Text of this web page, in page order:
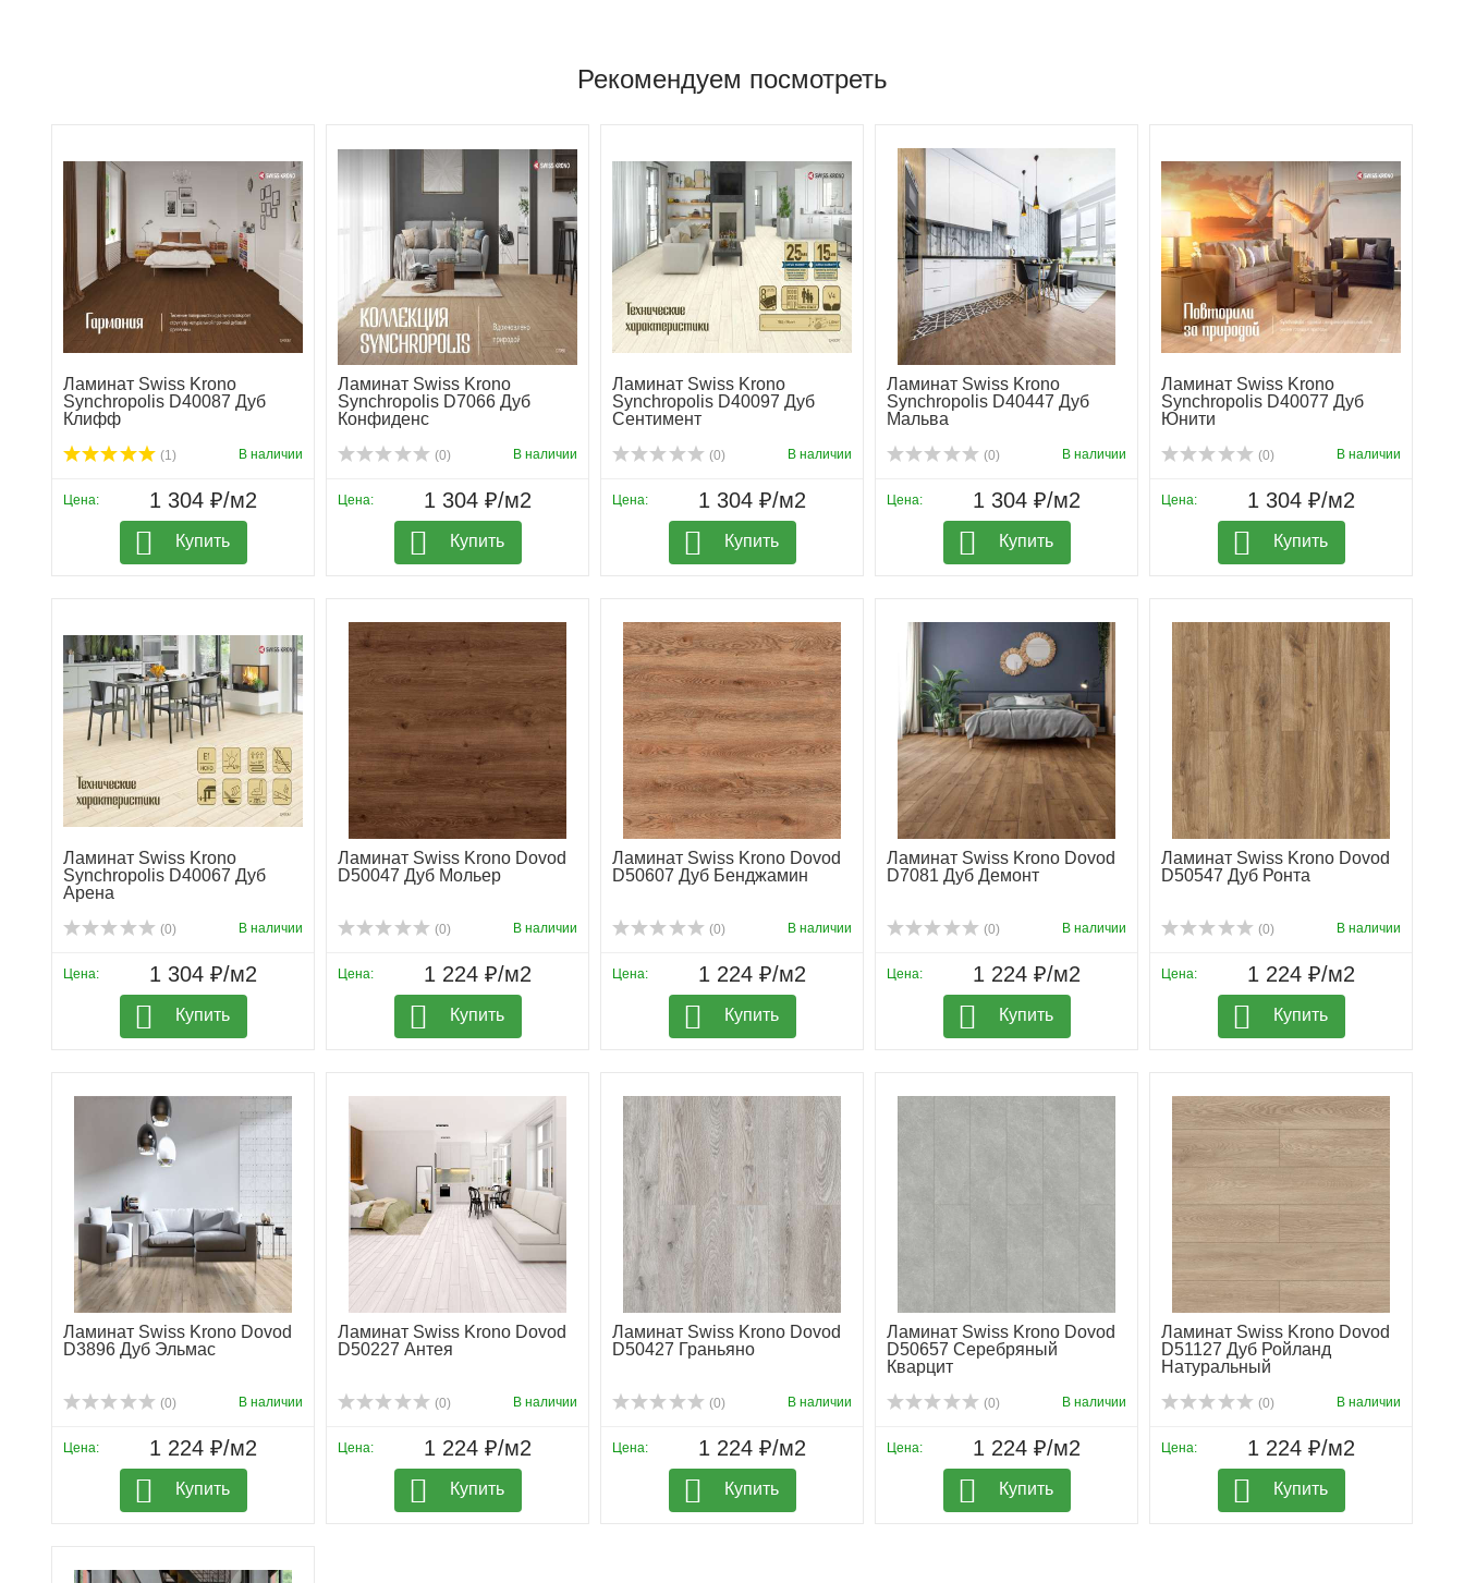
Рекомендуем посмотреть
Ламинат Swiss Krono
Synchropolis D40087 Дуб
Клифф
(1) В наличии
Цена: 1 304 ₽/м2
Купить
Ламинат Swiss Krono
Synchropolis D7066 Дуб
Конфиденс
(0) В наличии
Цена: 1 304 ₽/м2
Купить
Ламинат Swiss Krono
Synchropolis D40097 Дуб
Сентимент
(0) В наличии
Цена: 1 304 ₽/м2
Купить
Ламинат Swiss Krono
Synchropolis D40447 Дуб
Мальва
(0) В наличии
Цена: 1 304 ₽/м2
Купить
Ламинат Swiss Krono
Synchropolis D40077 Дуб
Юнити
(0) В наличии
Цена: 1 304 ₽/м2
Купить
Ламинат Swiss Krono
Synchropolis D40067 Дуб
Арена
(0) В наличии
Цена: 1 304 ₽/м2
Купить
Ламинат Swiss Krono Dovod
D50047 Дуб Мольер
(0) В наличии
Цена: 1 224 ₽/м2
Купить
Ламинат Swiss Krono Dovod
D50607 Дуб Бенджамин
(0) В наличии
Цена: 1 224 ₽/м2
Купить
Ламинат Swiss Krono Dovod
D7081 Дуб Демонт
(0) В наличии
Цена: 1 224 ₽/м2
Купить
Ламинат Swiss Krono Dovod
D50547 Дуб Ронта
(0) В наличии
Цена: 1 224 ₽/м2
Купить
Ламинат Swiss Krono Dovod
D3896 Дуб Эльмас
(0) В наличии
Цена: 1 224 ₽/м2
Купить
Ламинат Swiss Krono Dovod
D50227 Антея
(0) В наличии
Цена: 1 224 ₽/м2
Купить
Ламинат Swiss Krono Dovod
D50427 Граньяно
(0) В наличии
Цена: 1 224 ₽/м2
Купить
Ламинат Swiss Krono Dovod
D50657 Серебряный
Кварцит
(0) В наличии
Цена: 1 224 ₽/м2
Купить
Ламинат Swiss Krono Dovod
D51127 Дуб Ройланд
Натуральный
(0) В наличии
Цена: 1 224 ₽/м2
Купить